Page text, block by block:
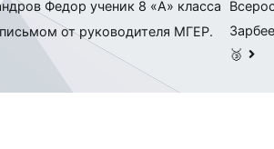
Федор ученик 8 «А» класса
от руководителя МГЕР.
🥉